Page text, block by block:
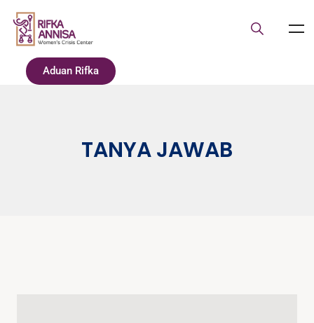
Aduan Rifka
TANYA JAWAB